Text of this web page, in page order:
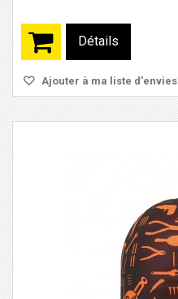
Détails
Ajouter à ma liste d'envies